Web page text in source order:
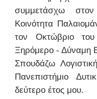
συμμετάσχω
Κοινότητα
τον Οκτώβριο
Ξηρόμερο - Δύναμη
Σπουδάζω
Πανεπιστήμιο
δεύτερο έτος μου.